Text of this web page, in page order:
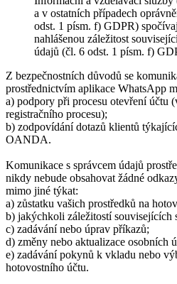
a v ostatních případech
odst. 1 písm. f) GDPR)
nahlášenou záležitost
údajů (čl. 6 odst. 1 písm. f)
Z bezpečnostních důvodů se
prostřednictvím aplikace WhatsApp
a) podpory při procesu otevření účtu
registračního procesu);
b) zodpovídání dotazů klientů
OANDA.
Komunikace s správcem údajů
nikdy nebude obsahovat žádné
mimo jiné týkat:
a) zůstatku vašich prostředků na
b) jakýchkoli záležitostí souvisejících
c) zadávání nebo úprav příkazů;
d) změny nebo aktualizace osobních
e) zadávání pokynů k vkladu nebo
hotovostního účtu.